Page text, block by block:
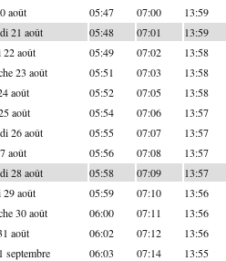
août 05:47 07:00 13:59
21 août 05:48 07:01 13:59
22 août 05:49 07:02 13:58
23 août 05:51 07:03 13:58
août 05:52 07:05 13:58
août 05:54 07:06 13:57
26 août 05:55 07:07 13:57
août 05:56 07:08 13:57
28 août 05:58 07:09 13:57
29 août 05:59 07:10 13:56
30 août 06:00 07:11 13:56
août 06:02 07:12 13:56
septembre 06:03 07:14 13:55